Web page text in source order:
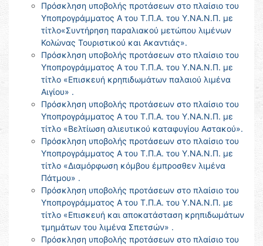
Πρόσκληση υποβολής προτάσεων στο πλαίσιο του
Υποπρογράμματος Α του Τ.Π.Α. του Υ.ΝΑ.Ν.Π. με
τίτλο«Συντήρηση παραλιακού μετώπου λιμένων
Κολώνας Τουριστικού και Ακαντιάς».
Πρόσκληση υποβολής προτάσεων στο πλαίσιο του
Υποπρογράμματος Α του Τ.Π.Α. του Υ.ΝΑ.Ν.Π. με
τίτλο «Επισκευή κρηπιδωμάτων παλαιού λιμένα
Αιγίου» .
Πρόσκληση υποβολής προτάσεων στο πλαίσιο του
Υποπρογράμματος Α του Τ.Π.Α. του Υ.ΝΑ.Ν.Π. με
τίτλο «Βελτίωση αλιευτικού καταφυγίου Αστακού».
Πρόσκληση υποβολής προτάσεων στο πλαίσιο του
Υποπρογράμματος Α του Τ.Π.Α. του Υ.ΝΑ.Ν.Π. με
τίτλο «Διαμόρφωση κόμβου έμπροσθεν λιμένα
Πάτμου» .
Πρόσκληση υποβολής προτάσεων στο πλαίσιο του
Υποπρογράμματος Α του Τ.Π.Α. του Υ.ΝΑ.Ν.Π. με
τίτλο «Επισκευή και αποκατάσταση κρηπιδωμάτων
τμημάτων του λιμένα Σπετσών» .
Πρόσκληση υποβολής προτάσεων στο πλαίσιο του